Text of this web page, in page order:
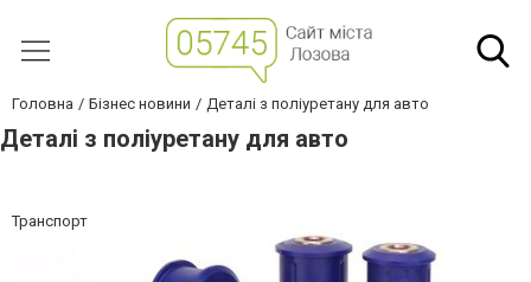
Головна Бізнес новини Деталі з поліуретану для авто
Деталі з поліуретану для авто
Транспорт